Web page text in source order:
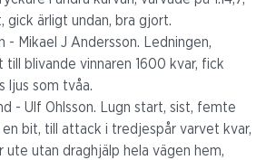
gick ärligt undan, bra gjort.
- Mikael J Andersson. Ledningen,
till blivande vinnaren 1600 kvar, fick
ljus som tvåa.
- Ulf Ohlsson. Lugn start, sist, femte
bit, till attack i tredjespår varvet kvar,
ute utan draghjälp hela vägen hem,